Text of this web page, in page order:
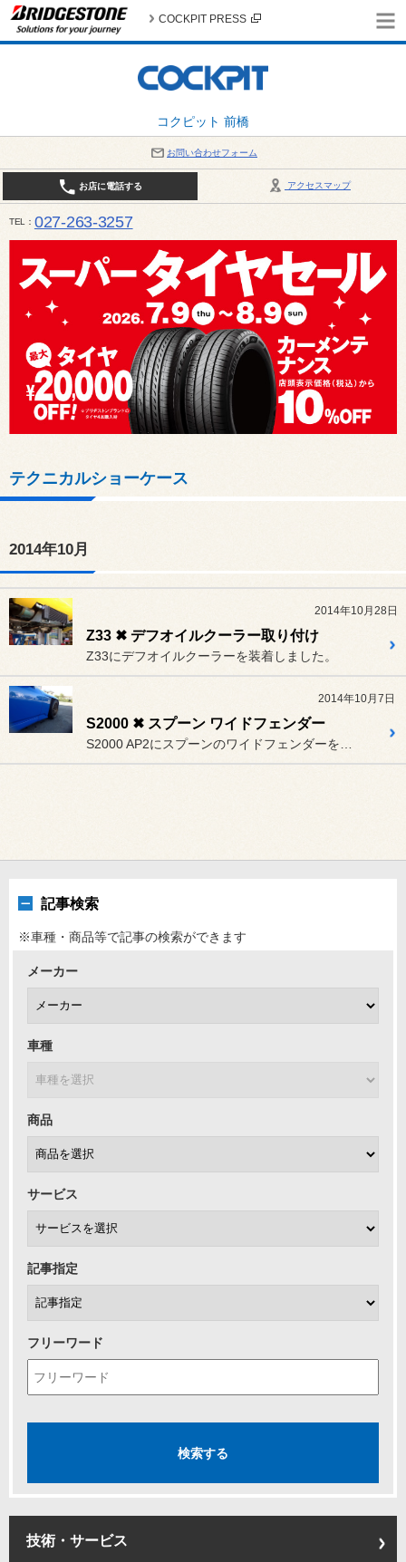
コクピット 前橋
COCKPIT PRESS
お問い合わせフォーム
アクセスマップ
お店に電話する
TEL 027-263-3257
10:00～19:00 / 定休日：8月の店休日 4日(火)、5日(水)、12日(水)〜16日(日)、18日(火)、19日(水)
テクニカルショーケース
2014年10月
2014年10月28日
Z33 ✖ デフオイルクーラー取り付け
Z33にデフオイルクーラーを装着しました。
2014年10月7日
S2000 ✖ スプーン ワイドフェンダー
記事検索
※車種・商品等で記事の検索ができます
メーカー
車種
商品
サービス
記事指定
フリーワード
技術・サービス